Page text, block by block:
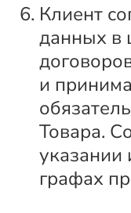
Клиент
данных в
и
Товара.
графах